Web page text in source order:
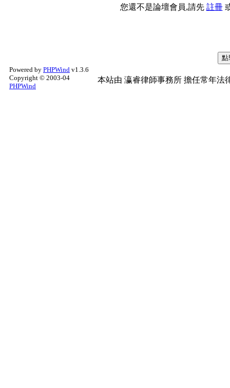
您還不是論壇會員,請先 註冊
Powered by PHPWind v1.3.6
Copyright © 2003-04
PHPWind
本站由 瀛睿律師事務所 擔任常年法